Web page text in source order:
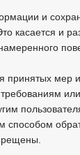
и
и
принятых мер